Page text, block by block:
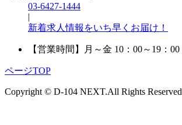
03-6427-1444
|
新着求人情報をいち早くお届け！
【営業時間】 月～金 10：00～19：00
ページTOP
Copyright © D-104 NEXT.All Rights Reserved